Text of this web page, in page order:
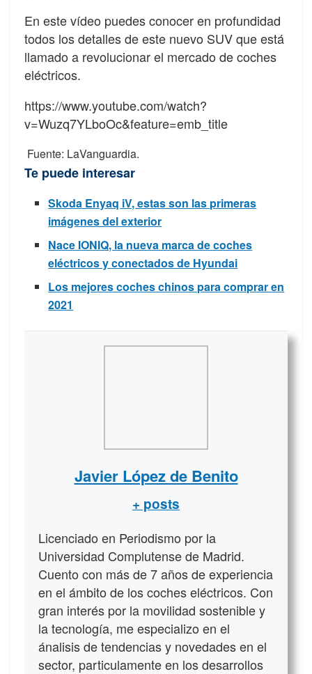
En este vídeo puedes conocer en profundidad
todos los detalles de este nuevo SUV que está
llamado a revolucionar el mercado de coches
eléctricos.
https://www.youtube.com/watch?
v=Wuzq7YLboOc&feature=emb_title
Fuente: LaVanguardia.
Te puede interesar
Skoda Enyaq iV, estas son las primeras
imágenes del exterior
Nace IONIQ, la nueva marca de coches
eléctricos y conectados de Hyundai
Los mejores coches chinos para comprar en
2021
Javier López de Benito
+ posts
Licenciado en Periodismo por la
Universidad Complutense de Madrid.
Cuento con más de 7 años de experiencia
en el ámbito de los coches eléctricos. Con
gran interés por la movilidad sostenible y
la tecnología, me especializo en el
ánalisis de tendencias y novedades en el
sector, particulamente en los desarrollos